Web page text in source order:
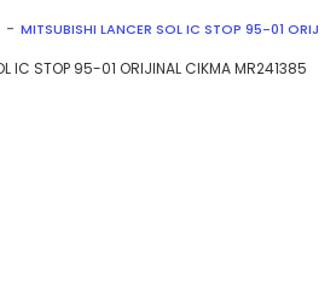
MITSUBISHI LANCER SOL IC STOP 95-01